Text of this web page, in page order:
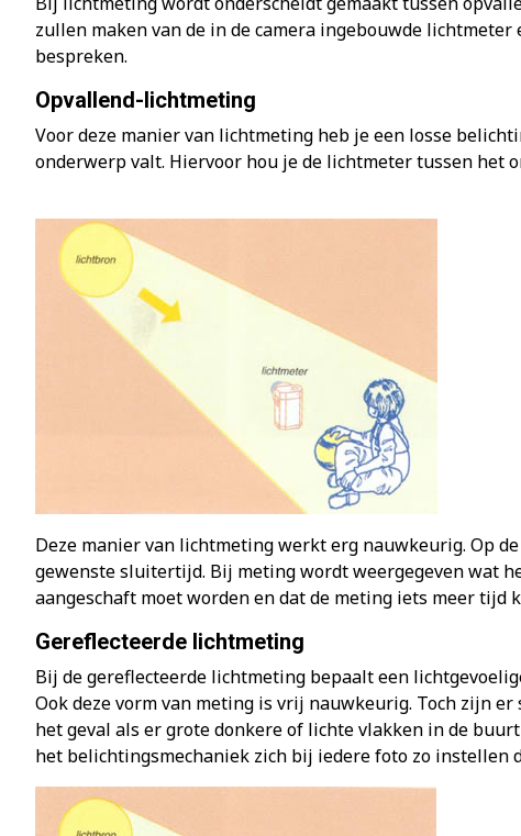
zullen maken van de in de camera ingebouwde
bespreken.
Opvallend-lichtmeting
Voor deze manier van lichtmeting heb je een losse
onderwerp valt. Hiervoor hou je de lichtmeter tussen het
Deze manier van lichtmeting werkt erg nauwkeurig. Op
gewenste sluitertijd. Bij meting wordt weergegeven wat
aangeschaft moet worden en dat de meting iets meer tijd
Gereflecteerde lichtmeting
Bij de gereflecteerde lichtmeting bepaalt een
Ook deze vorm van meting is vrij nauwkeurig. Toch zijn
het geval als er grote donkere of lichte vlakken in de
het belichtingsmechaniek zich bij iedere foto zo instellen